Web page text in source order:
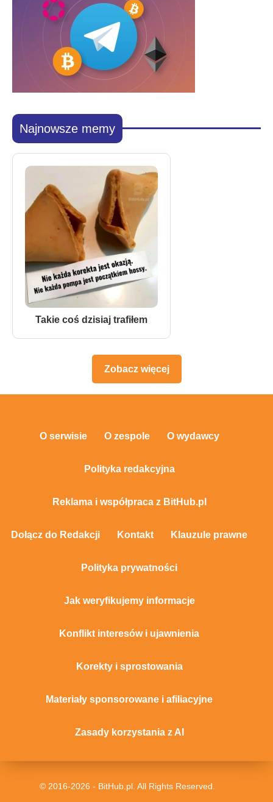
Najnowsze memy
Takie coś dzisiaj trafiłem
Zobacz więcej
O serwisie O zespole O wydawcy
Polityka redakcyjna
Reklama i współpraca z BitHub.pl
Dołącz do Redakcji Kontakt Klauzule prawne
Polityka prywatności
Jak weryfikujemy informacje
Konflikt interesów i ujawnienia
Korekty i sprostowania
Materiały sponsorowane i afiliacyjne
Zasady korzystania z AI
© 2016-2026 - BitHub.pl. All Rights Reserved.